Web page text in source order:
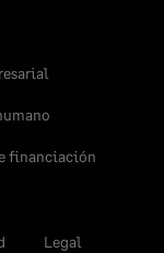
financiación
Legal